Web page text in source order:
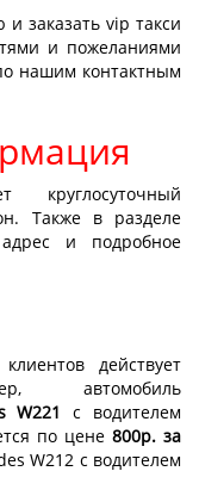
заказать vip такси
и пожеланиями
нашим контактным
Также в разделе
и подробное
действует
автомобиль
W221
с водителем
по цене 800р. за
W212 с водителем